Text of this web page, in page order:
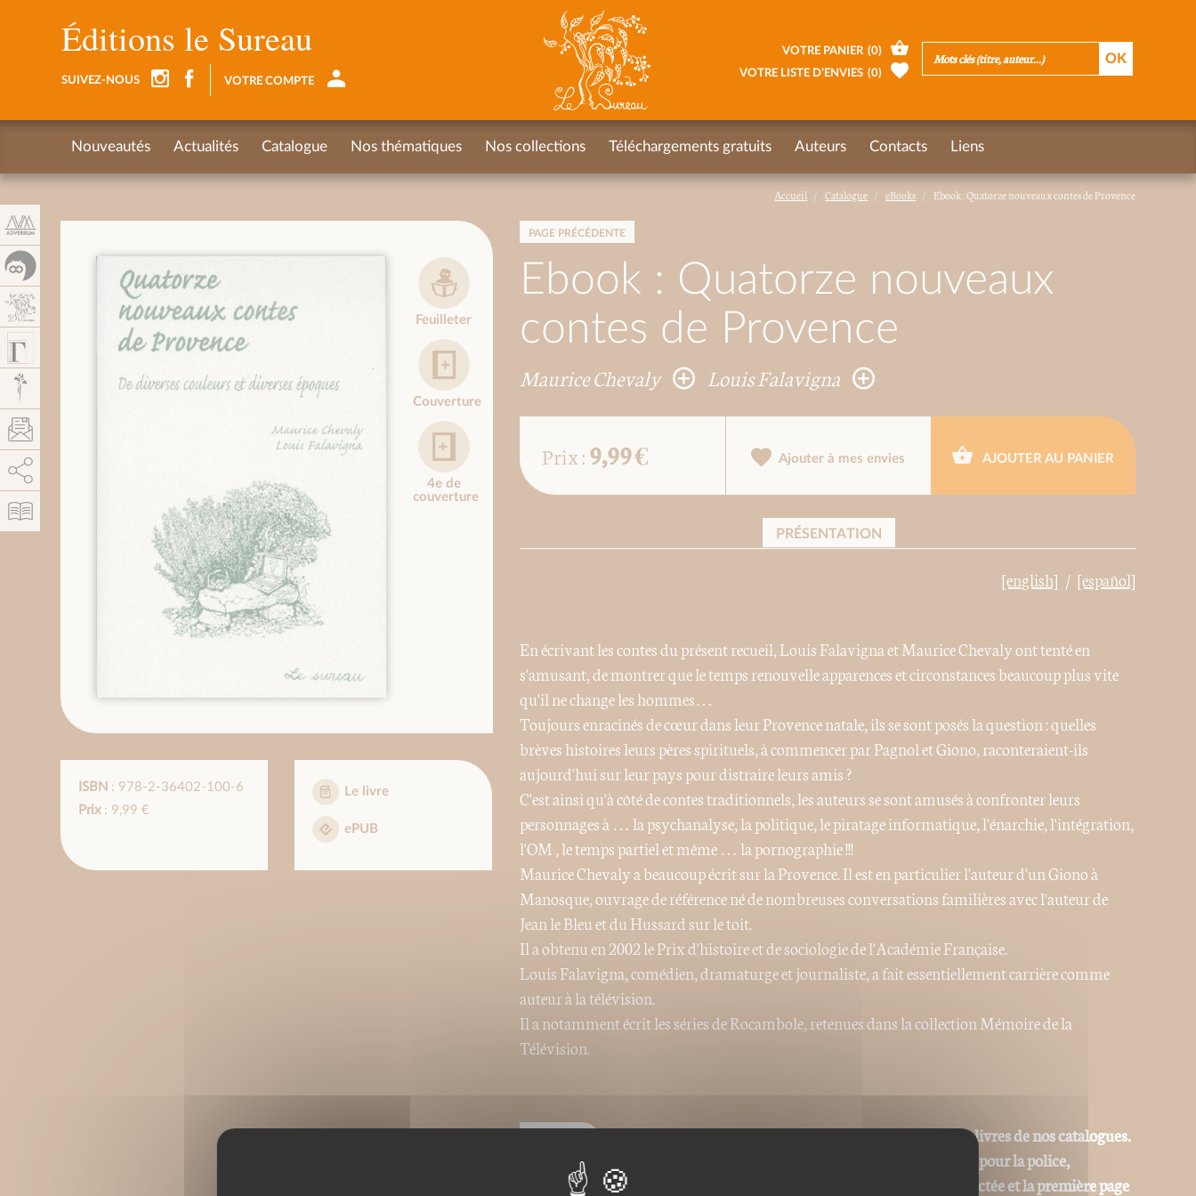
Accueil Catalogue eBooks Ebook : Quatorze nouveaux contes de Provence
PAGE PRÉCÉDENTE
Ebook : Quatorze nouveaux
contes de Provence
Maurice Chevaly Louis Falavigna
Feuilleter
Couverture
4e de
couverture
ISBN : 978-2-36402-100-6
Prix: 9,99 €
Le livre
ePUB
Prix :9,99 € Ajouter à mes envies AJOUTER AU PANIER
PRÉSENTATION
[english] [español]
En écrivant les contes du présent recueil, Louis Falavigna et Maurice Chevaly ont tenté en
s'amusant, de montrer que le temps renouvelle apparences et circonstances beaucoup plus vite
qu'il ne change les hommes…
Toujours enracinés de cœur dans leur Provence natale, ils se sont posés la question : quelles
brèves histoires leurs pères spirituels, à commencer par Pagnol et Giono, raconteraient-ils
aujourd'hui sur leur pays pour distraire leurs amis ?
C'est ainsi qu'à côté de contes traditionnels, les auteurs se sont amusés à confronter leurs
personnages à … la psychanalyse, la politique, le piratage informatique, l'énarchie, l'intégration,
l'OM , le temps partiel et même … la pornographie !!!
Maurice Chevaly a beaucoup écrit sur la Provence. Il est en particulier l'auteur d'un Giono à
Manosque, ouvrage de référence né de nombreuses conversations familières avec l'auteur de
Jean le Bleu et du Hussard sur le toit.
Il a obtenu en 2002 le Prix d'histoire et de sociologie de l'Académie Française.
Louis Falavigna, comédien, dramaturge et journaliste, a fait essentiellement carrière comme
auteur à la télévision.
Il a notamment écrit les séries de Rocambole, retenues dans la collection Mémoire de la
Télévision.
Nos ebooks sont des versions PDF homothétiques des livres de nos catalogues.
Ils ne sont donc pas modifiables (changement de corps pour la police,
modification des images). La pagination est donc respectée et la première page
Éditions le Sureau
SUIVEZ-NOUS VOTRE COMPTE
VOTRE PANIER (0)
VOTRE LISTE D’ENVIES (0)
Nouveautés Actualités Catalogue Nos thématiques Nos collections Téléchargements gratuits Auteurs Contacts Liens